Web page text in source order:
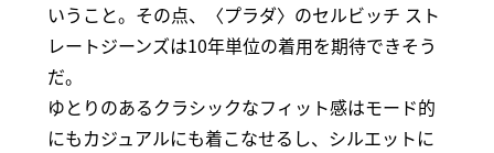
いうこと。その点、〈プラダ〉のセルビッチ スト
レートジーンズは10年単位の着用を期待できそう
だ。
ゆとりのあるクラシックなフィット感はモード的
にもカジュアルにも着こなせるし、シルエットに